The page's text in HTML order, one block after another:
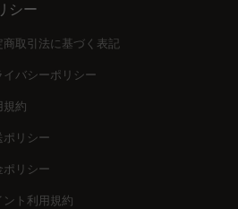
使用でリラックスできる空間を
シー
商取引法に基づく表記
イバシーポリシー
規約
ポリシー
ポリシー
ント利用規約